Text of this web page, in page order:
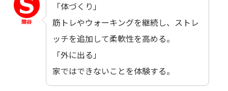
「体づくり」
筋トレやウォーキングを継続し、ストレ
ッチを追加して柔軟性を高める。
「外に出る」
家ではできないことを体験する。